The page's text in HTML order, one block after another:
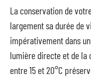
La conservation de
largement sa durée de
impérativement dans
lumière directe et de la
entre 15 et 20°C